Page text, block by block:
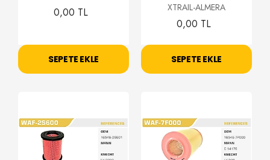
0,00 TL
SEPETE EKLE
XTRAIL-ALMERA
0,00 TL
SEPETE EKLE